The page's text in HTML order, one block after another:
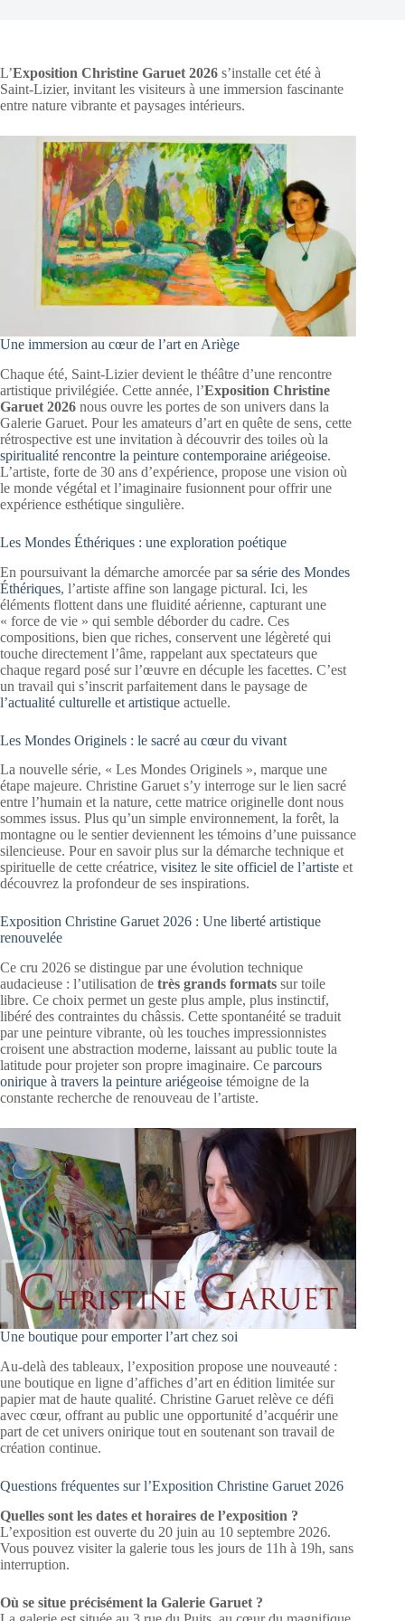
L’Exposition Christine Garuet 2026 s’installe cet été à
Saint-Lizier, invitant les visiteurs à une immersion fascinante
entre nature vibrante et paysages intérieurs.
Une immersion au cœur de l’art en Ariège
Chaque été, Saint-Lizier devient le théâtre d’une rencontre
artistique privilégiée. Cette année, l’Exposition Christine
Garuet 2026 nous ouvre les portes de son univers dans la
Galerie Garuet. Pour les amateurs d’art en quête de sens, cette
rétrospective est une invitation à découvrir des toiles où la
spiritualité rencontre la peinture contemporaine ariégeoise.
L’artiste, forte de 30 ans d’expérience, propose une vision où
le monde végétal et l’imaginaire fusionnent pour offrir une
expérience esthétique singulière.
Les Mondes Éthériques : une exploration poétique
En poursuivant la démarche amorcée parsa série des Mondes
Éthériques, l’artiste affine son langage pictural. Ici, les
éléments flottent dans une fluidité aérienne, capturant une
« force de vie » qui semble déborder du cadre. Ces
compositions, bien que riches, conservent une légèreté qui
touche directement l’âme, rappelant aux spectateurs que
chaque regard posé sur l’œuvre en décuple les facettes. C’est
un travail qui s’inscrit parfaitement dans le paysage de
l’actualité culturelle et artistique actuelle.
Les Mondes Originels : le sacré au cœur du vivant
La nouvelle série, « Les Mondes Originels », marque une
étape majeure. Christine Garuet s’y interroge sur le lien sacré
entre l’humain et la nature, cette matrice originelle dont nous
sommes issus. Plus qu’un simple environnement, la forêt, la
montagne ou le sentier deviennent les témoins d’une puissance
silencieuse. Pour en savoir plus sur la démarche technique et
spirituelle de cette créatrice, visitez le site officiel de l’artiste et
découvrez la profondeur de ses inspirations.
Exposition Christine Garuet 2026 : Une liberté artistique
renouvelée
Ce cru 2026 se distingue par une évolution technique
audacieuse : l’utilisation de très grands formats sur toile
libre. Ce choix permet un geste plus ample, plus instinctif,
libéré des contraintes du châssis. Cette spontanéité se traduit
par une peinture vibrante, où les touches impressionnistes
croisent une abstraction moderne, laissant au public toute la
latitude pour projeter son propre imaginaire. Ce parcours
onirique à travers la peinture ariégeoise témoigne de la
constante recherche de renouveau de l’artiste.
Une boutique pour emporter l’art chez soi
Au-delà des tableaux, l’exposition propose une nouveauté :
une boutique en ligne d’affiches d’art en édition limitée sur
papier mat de haute qualité. Christine Garuet relève ce défi
avec cœur, offrant au public une opportunité d’acquérir une
part de cet univers onirique tout en soutenant son travail de
création continue.
Questions fréquentes sur l’Exposition Christine Garuet 2026
Quelles sont les dates et horaires de l’exposition ?
L’exposition est ouverte du 20 juin au 10 septembre 2026.
Vous pouvez visiter la galerie tous les jours de 11h à 19h, sans
interruption.
Où se situe précisément la Galerie Garuet ?